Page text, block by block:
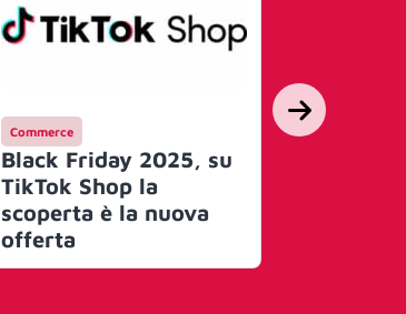
Commerce
Black Friday 2025, su
TikTok Shop la
scoperta è la nuova
offerta